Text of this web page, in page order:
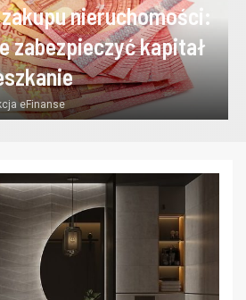
nieruchomości:
zabezpieczyć kapitał
eFinanse